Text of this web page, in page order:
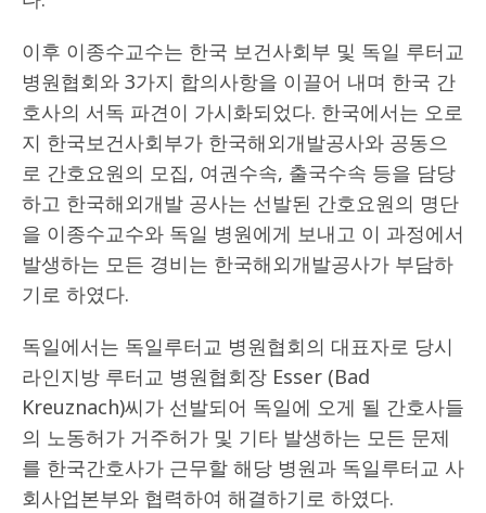
이후 이종수교수는 한국 보건사회부 및 독일 루터교
병원협회와 3가지 합의사항을 이끌어 내며 한국 간
호사의 서독 파견이 가시화되었다. 한국에서는 오로
지 한국보건사회부가 한국해외개발공사와 공동으
로 간호요원의 모집, 여권수속, 출국수속 등을 담당
하고 한국해외개발 공사는 선발된 간호요원의 명단
을 이종수교수와 독일 병원에게 보내고 이 과정에서
발생하는 모든 경비는 한국해외개발공사가 부담하
기로 하였다.
독일에서는 독일루터교 병원협회의 대표자로 당시
라인지방 루터교 병원협회장 Esser (Bad
Kreuznach)씨가 선발되어 독일에 오게 될 간호사들
의 노동허가 거주허가 및 기타 발생하는 모든 문제
를 한국간호사가 근무할 해당 병원과 독일루터교 사
회사업본부와 협력하여 해결하기로 하였다.